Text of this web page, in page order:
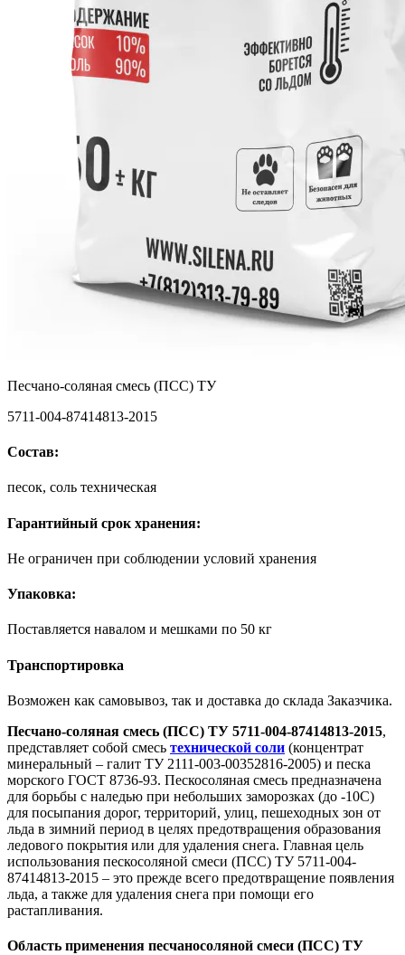
Песчано-соляная смесь (ПСС) ТУ
5711-004-87414813-2015
Состав:
песок, соль техническая
Гарантийный срок хранения:
Не ограничен при соблюдении условий хранения
Упаковка:
Поставляется навалом и мешками по 50 кг
Транспортировка
Возможен как самовывоз, так и доставка до склада Заказчика.
Песчано-соляная смесь (ПСС) ТУ 5711-004-87414813-2015,
представляет собой смесь технической соли (концентрат
минеральный – галит ТУ 2111-003-00352816-2005) и песка
морского ГОСТ 8736-93. Пескосоляная смесь предназначена
для борьбы с наледью при небольших заморозках (до -10С)
для посыпания дорог, территорий, улиц, пешеходных зон от
льда в зимний период в целях предотвращения образования
ледового покрытия или для удаления снега. Главная цель
использования пескосоляной смеси (ПСС) ТУ 5711-004-
87414813-2015 – это прежде всего предотвращение появления
льда, а также для удаления снега при помощи его
растапливания.
Область применения песчаносоляной смеси (ПСС) ТУ